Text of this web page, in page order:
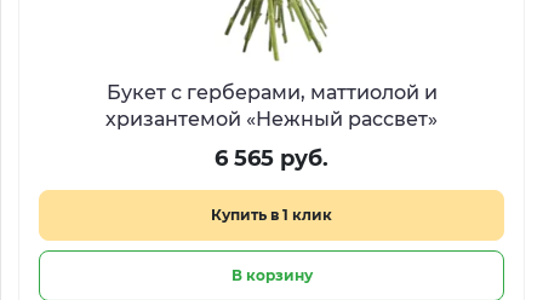
Букет с герберами, маттиолой и
хризантемой «Нежный рассвет»
6 565 руб.
Купить в 1 клик
В корзину